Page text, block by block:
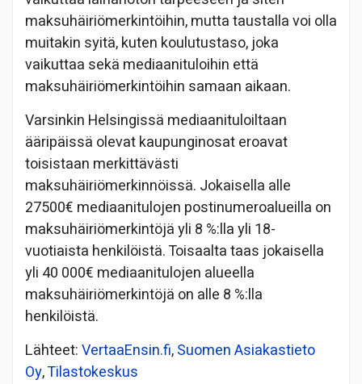
maksuhäiriömerkintöihin, mutta taustalla voi olla
muitakin syitä, kuten koulutustaso, joka
vaikuttaa sekä mediaanituloihin että
maksuhäiriömerkintöihin samaan aikaan.
Varsinkin Helsingissä mediaanituloiltaan
ääripäissä olevat kaupunginosat eroavat
toisistaan merkittävästi
maksuhäiriömerkinnöissä. Jokaisella alle
27500€ mediaanitulojen postinumeroalueilla on
maksuhäiriömerkintöjä yli 8 %:lla yli 18-
vuotiaista henkilöistä. Toisaalta taas jokaisella
yli 40 000€ mediaanitulojen alueella
maksuhäiriömerkintöjä on alle 8 %:lla
henkilöistä.
Lähteet:VertaaEnsin.fi,Suomen Asiakastieto
Oy,Tilastokeskus